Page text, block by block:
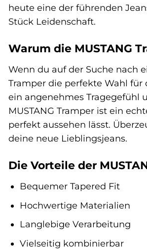
heute eine der führenden
Stück Leidenschaft.
Warum die MUSTANG
Wenn du auf der Suche nach
Tramper die perfekte Wahl
ein angenehmes Tragegefühl
MUSTANG Tramper ist ein
perfekt aussehen lässt.
deine neue Lieblingsjeans.
Die Vorteile der
Bequemer Tapered Fit
Hochwertige Materialien
Langlebige Verarbeitung
Vielseitig kombinierbar